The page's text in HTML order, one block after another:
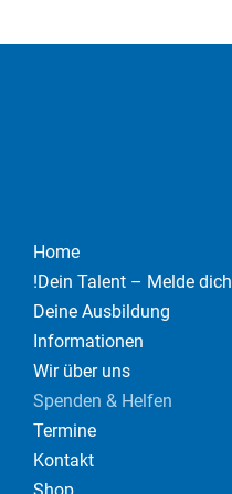
Home
Dein Talent – Melde dich!
Deine Ausbildung
Informationen
Wir über uns
Spenden & Helfen
Termine
Kontakt